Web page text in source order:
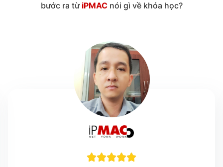
bước ra từ iPMACnói gì về khóa học?
